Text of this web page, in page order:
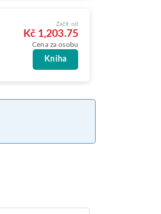
Začít od
Kč 1,203.75
Cena za osobu
Kniha